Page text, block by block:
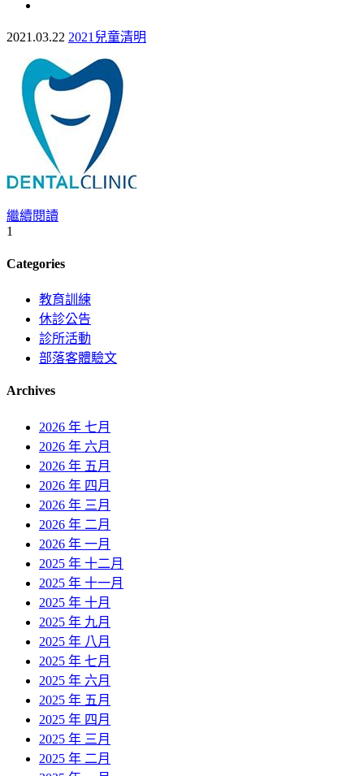
2021.03.22 2021兒童清明
繼續閱讀
1
Categories
教育訓練
休診公告
診所活動
部落客體驗文
Archives
2026 年 七月
2026 年 六月
2026 年 五月
2026 年 四月
2026 年 三月
2026 年 二月
2026 年 一月
2025 年 十二月
2025 年 十一月
2025 年 十月
2025 年 九月
2025 年 八月
2025 年 七月
2025 年 六月
2025 年 五月
2025 年 四月
2025 年 三月
2025 年 二月